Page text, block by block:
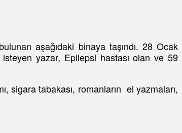
aşağıdaki binaya taşındı. 28 Ocak
yazar, Epilepsi hastası olan ve 59
sigara tabakası, romanların el yazmaları,